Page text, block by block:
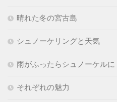
晴れた冬の宮古島
シュノーケリングと天気
雨がふったらシュノーケルに
それぞれの魅力